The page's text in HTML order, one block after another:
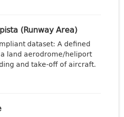
(Runway Area)
dataset: A defined
land aerodrome/heliport
and take-off of aircraft.